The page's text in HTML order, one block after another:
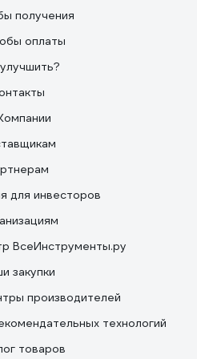
получения
оплаты
для инвесторов
ВсеИнструменты.ру
закупки
производителей
технологий
товаров